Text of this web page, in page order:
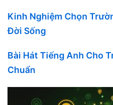
Kinh Nghiệm Chọn
Đời Sống
Bài Hát Tiếng Anh Cho
Chuẩn